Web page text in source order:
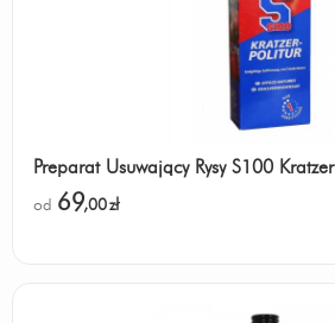
Preparat Usuwający Rysy S100
od 69,00zł